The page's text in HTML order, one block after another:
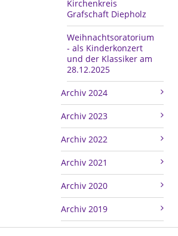
Kirchenkreis
Grafschaft Diepholz
Weihnachtsoratorium
- als Kinderkonzert
und der Klassiker am
28.12.2025
Archiv 2024
Archiv 2023
Archiv 2022
Archiv 2021
Archiv 2020
Archiv 2019